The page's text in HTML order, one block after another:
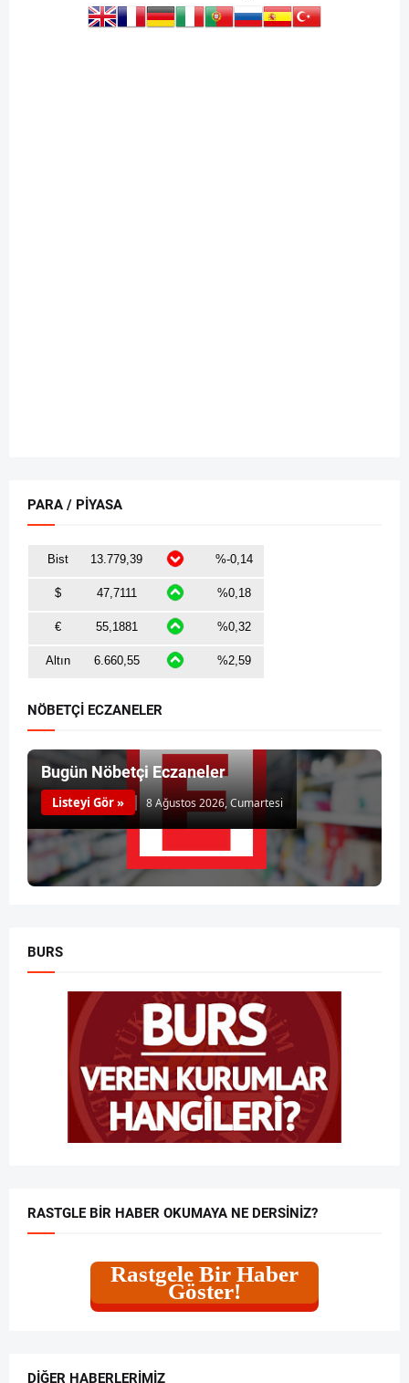
PARA / PİYASA
NÖBETÇİ ECZANELER
Bugün Nöbetçi Eczaneler
Listeyi Gör » 8 Ağustos 2026, Cumartesi
BURS
RASTGLE BIR HABER OKUMAYA NE DERSINIZ?
Rastgele Bir Haber
Göster!
DIĞER HABERLERIMIZ